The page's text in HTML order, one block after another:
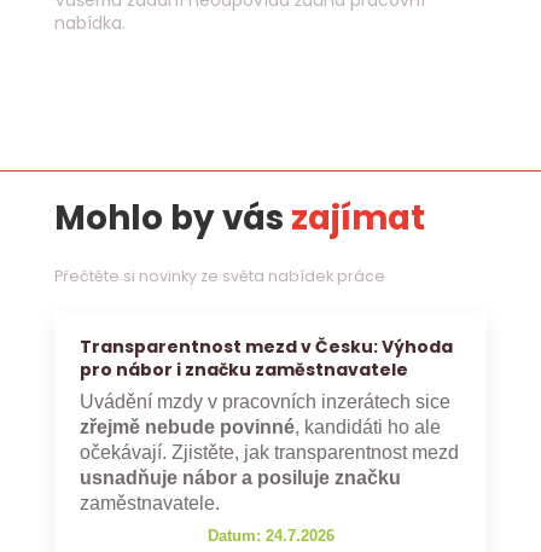
nabídka.
Mohlo by vás zajímat
Přečtěte si novinky ze světa nabídek práce
Transparentnost mezd v Česku: Výhoda
pro nábor i značku zaměstnavatele
Uvádění mzdy v pracovních inzerátech sice
zřejmě nebude povinné, kandidáti ho ale
očekávají. Zjistěte, jak transparentnost mezd
usnadňuje nábor a posiluje značku
zaměstnavatele.
Datum: 24.7.2026